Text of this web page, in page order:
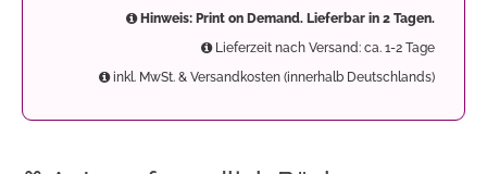
Hinweis: Print on Demand. Lieferbar in 2 Tagen.
Lieferzeit nach Versand: ca. 1-2 Tage
inkl. MwSt. & Versandkosten (innerhalb Deutschlands)